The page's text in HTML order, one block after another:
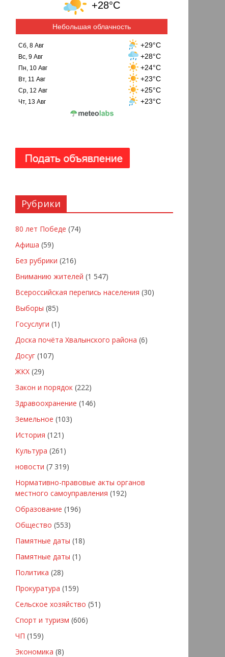
+28°C
Небольшая облачность
Сб, 8 Авг +29°C
Вс, 9 Авг +28°C
Пн, 10 Авг +24°C
Вт, 11 Авг +23°C
Ср, 12 Авг +25°C
Чт, 13 Авг +23°C
Рубрики
80 лет Победе (74)
Афиша (59)
Без рубрики (216)
Вниманию жителей (1 547)
Всероссийская перепись населения (30)
Выборы (85)
Госуслуги (1)
Доска почёта Хвалынского района (6)
Досуг (107)
ЖКХ (29)
Закон и порядок (222)
Здравоохранение (146)
Земельное (103)
История (121)
Культура (261)
новости (7 319)
Нормативно-правовые акты органов
местного самоуправления (192)
Образование (196)
Общество (553)
Памятные даты (18)
Памятные даты (1)
Политика (28)
Прокуратура (159)
Сельское хозяйство (51)
Спорт и туризм (606)
ЧП (159)
Экономика (8)